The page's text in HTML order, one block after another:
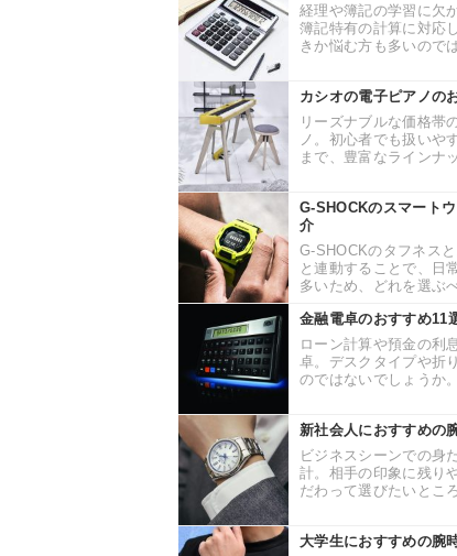
経理や簿記の学習に欠
簿記特有の計算に対応
きか悩む方も多いので
カシオの電子ピアノの
リーズナブルな価格帯
ノ。初心者でも扱いや
まで、豊富なラインナ
G-SHOCKのスマート
介
G-SHOCKのタフネス
と連動することで、日
多いため、どれを選ぶ
金融電卓のおすすめ11
ローン計算や預金の利
卓。デスクタイプや折
のではないでしょうか
新社会人におすすめの
ビジネスシーンでの身
計。相手の印象に残り
だわって選びたいとこ
大学生におすすめの腕